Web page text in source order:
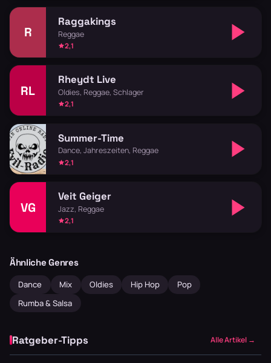
R
Raggakings
Reggae
2,1
RL
Rheydt Live
Oldies, Reggae, Schlager
2,1
Summer-Time
Dance, Jahreszeiten, Reggae
2,1
VG
Veit Geiger
Jazz, Reggae
2,1
Ähnliche Genres
Dance Mix Oldies Hip Hop
Pop
Rumba & Salsa
Ratgeber-Tipps Alle Artikel →